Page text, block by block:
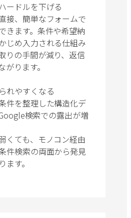
ードルを下げる
接、簡単なフォームで
きます。条件や希望納
じめ入力される仕組み
りの手間が減り、返信
がります。
れやすくなる
件を整理した構造化デ
検索での露出が増
くても、モノコン経由
件検索の両面から発見
ます。